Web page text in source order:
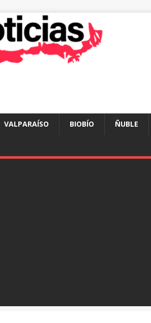
VALPARAÍSO BIOBÍO ÑUBLE